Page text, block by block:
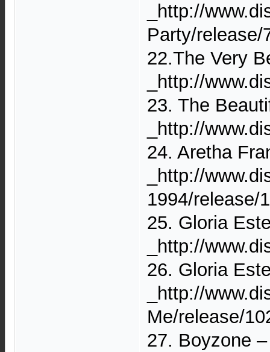
_http://
Party/release/
22.The Very
_http://
23. The
_http://
24. Aretha
_http://
1994/release/
25. Gloria
_http://
26. Gloria
_http://
Me/release/
27. Boyzone